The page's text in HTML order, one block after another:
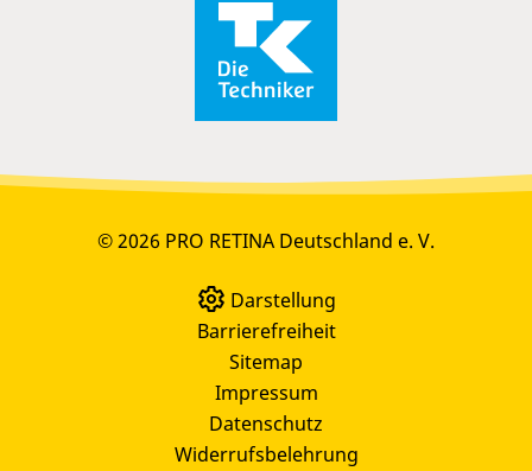
© 2026 PRO RETINA Deutschland e. V.
Darstellung
Barrierefreiheit
Sitemap
Impressum
Datenschutz
Widerrufsbelehrung